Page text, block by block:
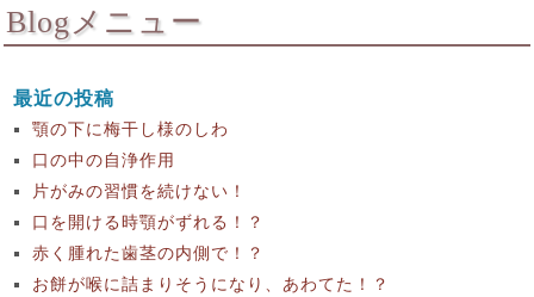
Blogメニュー
最近の投稿
顎の下に梅干し様のしわ
口の中の自浄作用
片がみの習慣を続けない！
口を開ける時顎がずれる！？
赤く腫れた歯茎の内側で！？
お餅が喉に詰まりそうになり、あわてた！？